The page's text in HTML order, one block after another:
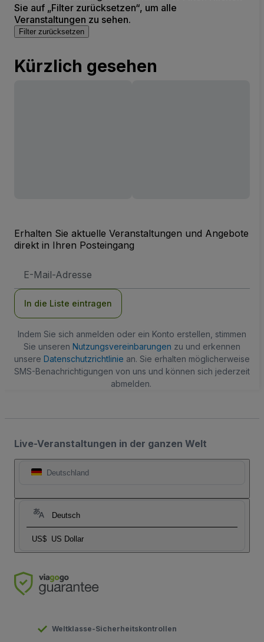
Sie auf „Filter zurücksetzen“, um alle
Veranstaltungen zu sehen.
Filter zurücksetzen
Kürzlich gesehen
Erhalten Sie aktuelle Veranstaltungen und Angebote
direkt in Ihren Posteingang
Mail-
In die Liste eintragen
Indem Sie sich anmelden oder ein Konto erstellen, stimmen
Sie unseren Nutzungsvereinbarungen zu und erkennen
unsere Datenschutzrichtlinie an. Sie erhalten möglicherweise
SMS-Benachrichtigungen von uns und können sich jederzeit
abmelden.
Live-Veranstaltungen in der ganzen Welt
Deutschland
Deutsch
US$ US Dollar
Weltklasse-Sicherheitskontrollen